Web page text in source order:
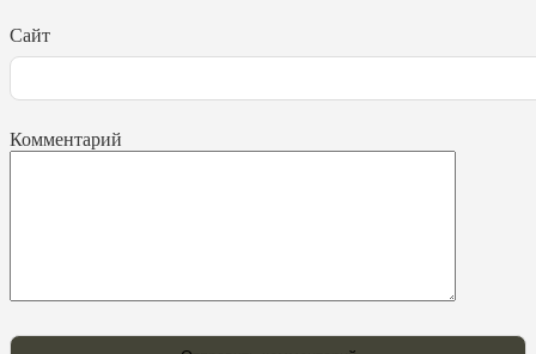
Сайт
Комментарий